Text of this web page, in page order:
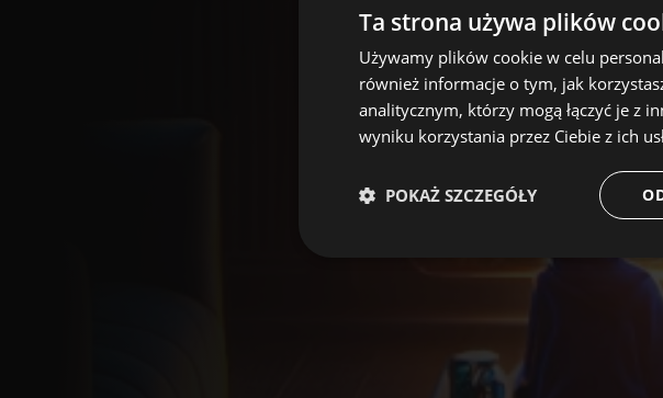
Ta strona używa plików
Używamy plików cookie w celu
również informacje o tym, jak
analitycznym, którzy mogą łączyć je z
wyniku korzystania przez Ciebie z ich
POKAŻ SZCZEGÓŁY
Wydajnościowe pliki cookie zbierają informację o
cookie. Te pliki cookie nie mogą być